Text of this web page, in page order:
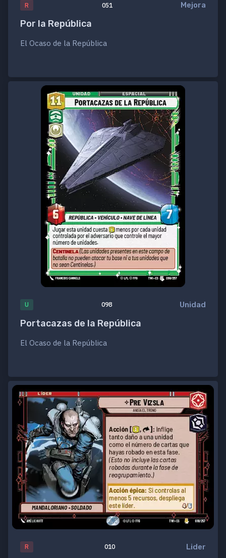
R 051 Mejora
Por la República
El Ocaso de la República
U 098 Unidad
Portacazas de la República
El Ocaso de la República
R 010 Lider